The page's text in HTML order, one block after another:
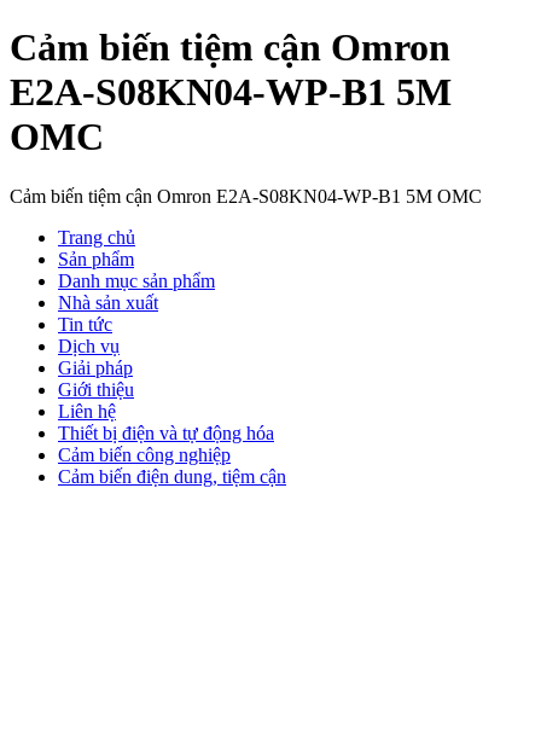
Cảm biến tiệm cận Omron
E2A-S08KN04-WP-B1 5M
OMC
Cảm biến tiệm cận Omron E2A-S08KN04-WP-B1 5M OMC
Trang chủ
Sản phẩm
Danh mục sản phẩm
Nhà sản xuất
Tin tức
Dịch vụ
Giải pháp
Giới thiệu
Liên hệ
Thiết bị điện và tự động hóa
Cảm biến công nghiệp
Cảm biến điện dung, tiệm cận